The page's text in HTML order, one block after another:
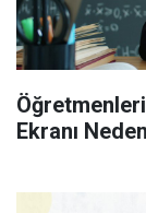
Ekranı